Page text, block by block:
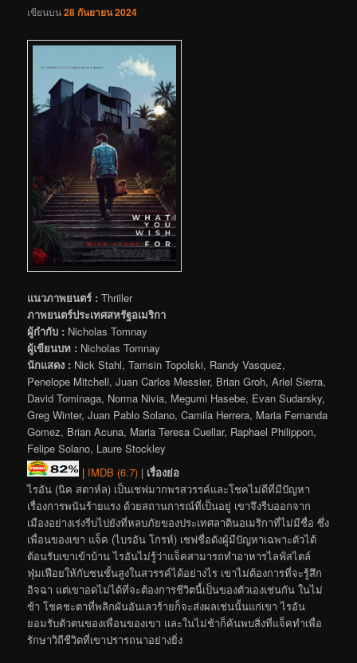
เขียนบน28 กันยายน 2024
แนวภาพยนตร์ : Thriller
ภาพยนตร์ประเทศสหรัฐอเมริกา
ผู้กำกับ : Nicholas Tomnay
ผู้เขียนบท : Nicholas Tomnay
นักแสดง : Nick Stahl, Tamsin Topolski, Randy Vasquez,
Penelope Mitchell, Juan Carlos Messier, Brian Groh, Ariel Sierra,
David Tominaga, Norma Nivia, Megumi Hasebe, Evan Sudarsky,
Greg Winter, Juan Pablo Solano, Camila Herrera, Maria Fernanda
Gomez, Brian Acuna, Maria Teresa Cuellar, Raphael Philippon,
Felipe Solano, Laure Stockley
| IMDB (6.7) | เรื่องย่อ
ไรอัน (นิค สตาห์ล) เป็นเชฟมากพรสวรรค์และโชคไม่ดีที่มีปัญหา
เรื่องการพนันร้ายแรง ด้วยสถานการณ์ที่เป็นอยู่ เขาจึงรีบออกจาก
เมืองอย่างเร่งรีบไปยังที่หลบภัยของประเทศลาตินอเมริกาที่ไม่มีชื่อ ซึ่ง
เพื่อนของเขา แจ็ค (ไบรอัน โกรห์) เชฟชื่อดังผู้มีปัญหาเฉพาะตัวได้
ต้อนรับเขาเข้าบ้าน ไรอันไม่รู้ว่าแจ็คสามารถทำอาหารไลฟ์สไตล์
ฟุ่มเฟือยให้กับชนชั้นสูงในสวรรค์ได้อย่างไร เขาไม่ต้องการที่จะรู้สึก
อิจฉา แต่เขาอดไม่ได้ที่จะต้องการชีวิตนี้เป็นของตัวเองเช่นกัน ในไม่
ช้า โชคชะตาที่พลิกผันอันเลวร้ายก็จะส่งผลเช่นนั้นแก่เขา ไรอัน
ยอมรับตัวตนของเพื่อนของเขา และในไม่ช้าก็ค้นพบสิ่งที่แจ็คทำเพื่อ
รักษาวิถีชีวิตที่เขาปรารถนาอย่างยิ่ง